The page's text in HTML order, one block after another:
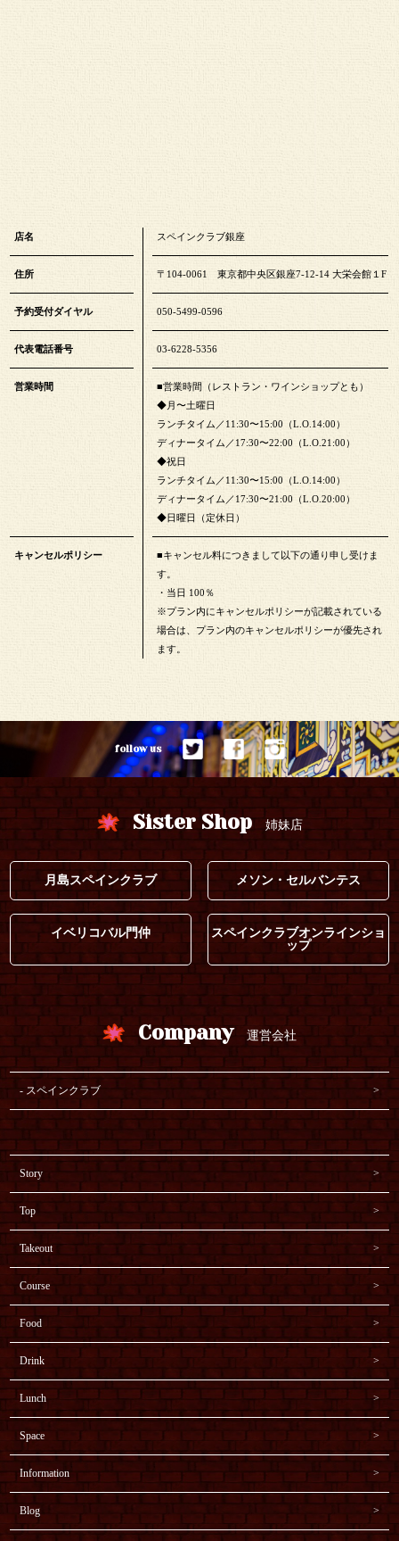
店名 スペインクラブ銀座
住所 〒104-0061 東京都中央区銀座7-12-14 大栄会館１F
予約受付ダイヤル 050-5499-0596
代表電話番号 03-6228-5356
営業時間
■営業時間（レストラン・ワインショップとも）
◆月〜土曜日
ランチタイム／11:30〜15:00（L.O.14:00）
ディナータイム／17:30〜22:00（L.O.21:00）
◆祝日
ランチタイム／11:30〜15:00（L.O.14:00）
ディナータイム／17:30〜21:00（L.O.20:00）
◆日曜日（定休日）
キャンセルポリシー
■キャンセル料につきまして以下の通り申し受けま
す。
・当日 100％
※プラン内にキャンセルポリシーが記載されている
場合は、プラン内のキャンセルポリシーが優先され
ます。
follow us
Sister Shop 姉妹店
月島スペインクラブ メソン・セルバンテス
イベリコバル門仲
スペインクラブオンラインショ
ップ
Company 運営会社
スペインクラブ
Story
Top
Takeout
Course
Food
Drink
Lunch
Space
Information
Blog